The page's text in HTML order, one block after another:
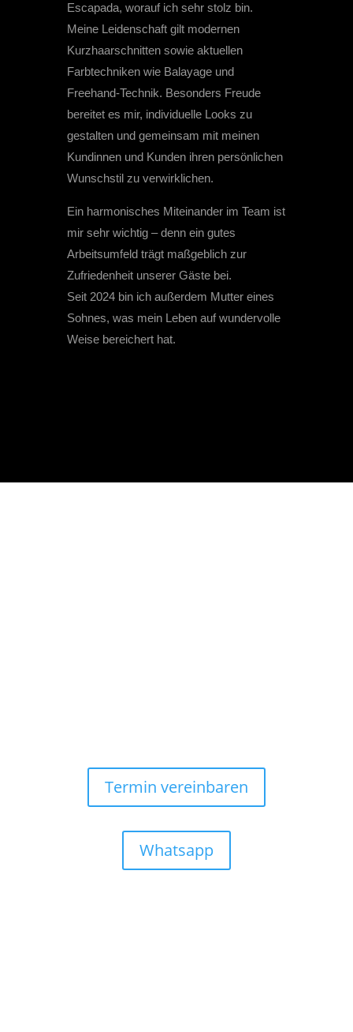
Escapada, worauf ich sehr stolz bin.
Meine Leidenschaft gilt modernen
Kurzhaarschnitten sowie aktuellen
Farbtechniken wie Balayage und
Freehand-Technik. Besonders Freude
bereitet es mir, individuelle Looks zu
gestalten und gemeinsam mit meinen
Kundinnen und Kunden ihren persönlichen
Wunschstil zu verwirklichen.
Ein harmonisches Miteinander im Team ist
mir sehr wichtig – denn ein gutes
Arbeitsumfeld trägt maßgeblich zur
Zufriedenheit unserer Gäste bei.
Seit 2024 bin ich außerdem Mutter eines
Sohnes, was mein Leben auf wundervolle
Weise bereichert hat.
Termin vereinbaren
Whatsapp